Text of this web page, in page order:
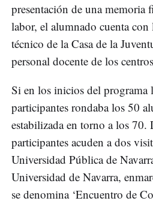
presentación de una memoria
labor, el alumnado cuenta
técnico de la Casa de la
personal docente de los
Si en los inicios del programa
participantes rondaba los 50
estabilizada en torno a los 70.
participantes acuden a dos
Universidad Pública de
Universidad de Navarra,
se denomina ‘Encuentro de